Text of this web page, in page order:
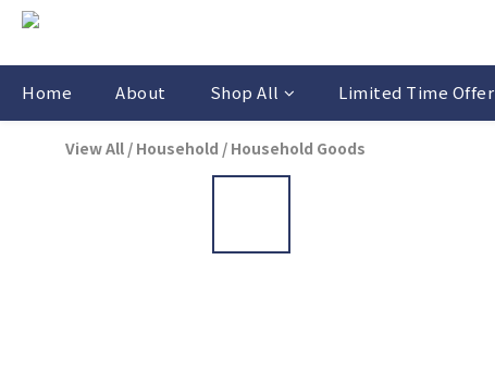
Home About Shop All Limited Time Offer
View All / Household / Household Goods